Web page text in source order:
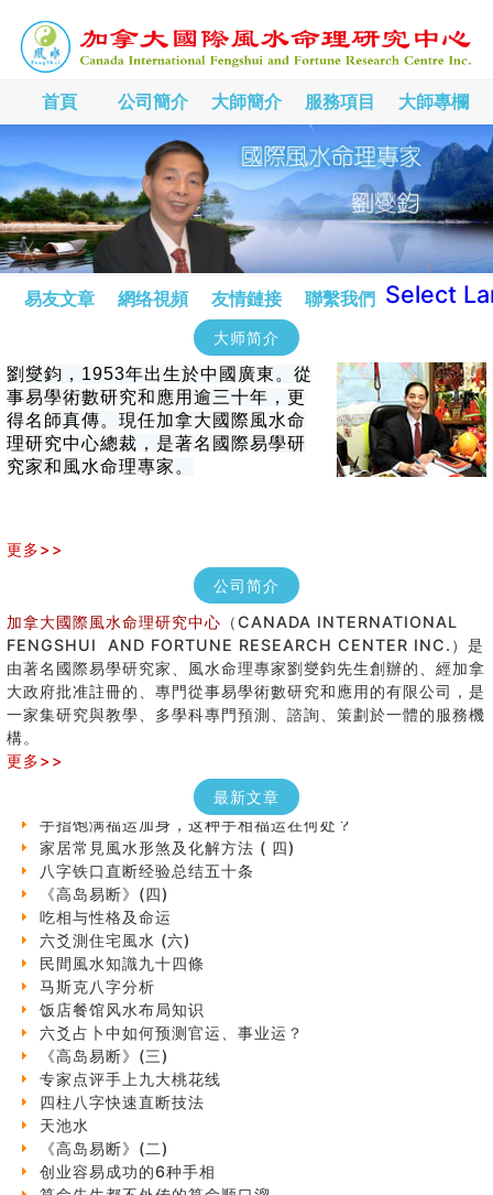
首頁 公司簡介 大師簡介 服務項目 大師專欄
易友文章 網络視頻 友情鏈接 聯繫我們 Select
大师简介
劉燮鈞，1953年出生於中國廣東。從
事易學術數研究和應用逾三十年，更
得名師真傳。現任加拿大國際風水命
理研究中心總裁，是著名國際易學研
究家和風水命理專家。
更多>>
公司简介
加拿大國際風水命理研究中心 （CANADA INTERNATIONAL
FENGSHUI AND FORTUNE RESEARCH CENTER INC.）是
由著名國際易學研究家、風水命理專家劉燮鈞先生創辦的、經加拿
大政府批准註冊的、專門從事易學術數研究和應用的有限公司，是
一家集研究與教學、多學科專門預測、諮詢、策劃於一體的服務機
構。
更多>>
最新文章
女性起名的用字講究
香港巨富霍英東命造 (名人八字淺析十）
七夕节 我国唯一一个以女性为主角传统节日
商舖大門的風水原則 (下)
手指饱满福运加身，这种手相福运在何处？
家居常見風水形煞及化解方法 ( 四)
八字铁口直断经验总结五十条
《高岛易断》(四)
吃相与性格及命运
六爻測住宅風水 (六)
民間風水知識九十四條
马斯克八字分析
饭店餐馆风水布局知识
六爻占卜中如何预测官运、事业运？
《高岛易断》(三)
专家点评手上九大桃花线
四柱八字快速直断技法
天池水
《高岛易断》(二)
创业容易成功的6种手相
算命先生都不外传的算命顺口溜